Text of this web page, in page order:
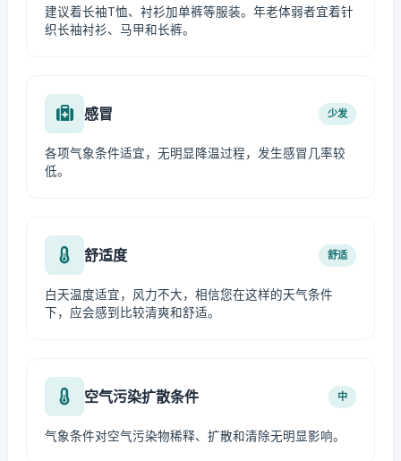
建议着长袖T恤、衬衫加单裤等服装。年老体弱者宜着针
织长袖衬衫、马甲和长裤。
感冒 少发
各项气象条件适宜，无明显降温过程，发生感冒几率较
低。
舒适度 舒适
白天温度适宜，风力不大，相信您在这样的天气条件
下，应会感到比较清爽和舒适。
空气污染扩散条件 中
气象条件对空气污染物稀释、扩散和清除无明显影响。